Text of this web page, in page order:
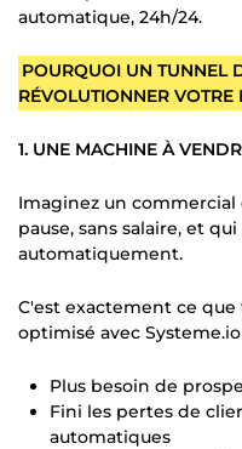
automatique, 24h/24.
POURQUOI UN TUNNEL
RÉVOLUTIONNER VOTRE
1. UNE MACHINE À
Imaginez un
pause, sans salaire, et
automatiquement.
C'est exactement ce
optimisé avec Systeme.io
Plus besoin de
Fini les pertes de
automatiques